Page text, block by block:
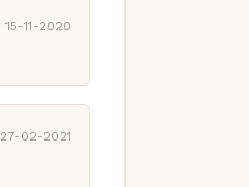
15-11-2020
27-02-2021